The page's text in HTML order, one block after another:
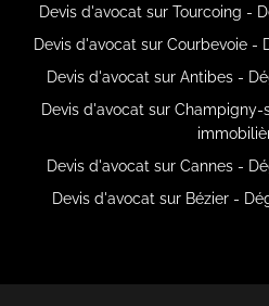
Devis d'avocat sur Tourcoing -
Devis d'avocat sur Courbevoie -
Devis d'avocat sur Antibes -
Devis d'avocat sur
Devis d'avocat sur Cannes -
Devis d'avocat sur Bézier -